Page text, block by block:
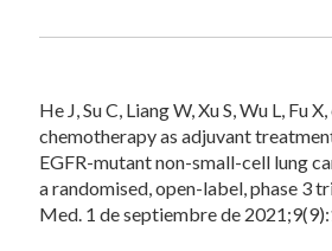
He J, Su C, Liang W, Xu S, Wu L, Fu
chemotherapy as adjuvant
EGFR-mutant non-small-cell lung
a randomised, open-label, phase 3
Med. 1 de septiembre de